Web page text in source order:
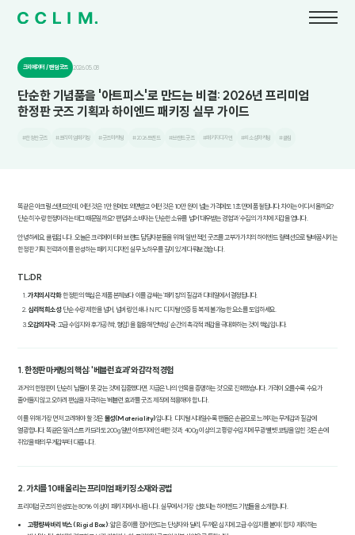
크리에이터 / 팬덤 굿즈 2026.05.08
단순한 기념품을 '아트피스'로 만드는 비결: 2026년 프리미엄
한정판 굿즈 기획과 하이엔드 패키징 실무 가이드
#한정판굿즈 #프리미엄패키징 #굿즈마케팅 #2026트렌드 #브랜드굿즈 #패키지디자인 #희소성마케팅 #클림
똑같은 아크릴 스탠드인데, 어떤 것은 1만 원에도 외면받고 어떤 것은 10만 원이 넘는 가격에도 1초 만에 품절됩니다. 차이는 어디서 올까요?
단순히 '수량 한정'이라는 태그 때문일까요? 팬덤과 소비자는 단순한 소유를 넘어 '대우받는 경험'과 '수집의 가치'에 지갑을 엽니다.
안녕하세요, 클림입니다. 오늘은 크리에이터와 브랜드 담당자분들을 위해, 일반적인 굿즈를 고부가가치의 하이엔드 컬렉션으로 탈바꿈시키는
한정판 기획 전략과 이를 완성하는 패키지 디자인 실무 노하우를 깊이 있게 다뤄보겠습니다.
TL;DR
가치의 시각화: 한정판의 핵심은 제품 본체보다 이를 감싸는 '패키징'의 질감과 디테일에서 결정됩니다.
심리적 희소성: 단순 수량 제한을 넘어, 넘버링 인쇄나 NFC 디지털 인증 등 복제 불가능한 요소를 도입하세요.
오감의 자극: 고급 수입지와 후가공(박, 형압)을 활용해 '언박싱' 순간의 촉각적 쾌감을 극대화하는 것이 핵심입니다.
1. 한정판 마케팅의 핵심: '베블런 효과'와 감각적 경험
과거의 한정판이 단순히 '남들이 못 갖는 것'에 집중했다면, 지금은 '나의 안목을 증명하는 것'으로 진화했습니다. 가격이 오를수록 수요가
줄어들지 않고 오히려 팬심을 자극하는 '베블런 효과'를 굿즈 제작에 적용해야 합니다.
이를 위해 가장 먼저 고려해야 할 것은 물성(Materiality)입니다. 디지털 시대일수록 팬들은 손끝으로 느껴지는 무게감과 질감에
열광합니다. 똑같은 일러스트 카드라도 200g 일반 아트지에 인쇄한 것과, 400g 이상의 고평량 수입지에 무광 벨벳 코팅을 입힌 것은 손에
쥐었을 때의 무게감부터 다릅니다.
2. 가치를 10배 올리는 프리미엄 패키징 소재와 공법
프리미엄 굿즈의 완성도는 80% 이상이 패키지에서 나옵니다. 실무에서 가장 선호되는 하이엔드 기법들을 소개합니다.
고평량 싸바리 박스 (Rigid Box): 얇은 종이를 접어 만드는 단상자와 달리, 두꺼운 심지에 고급 수입지를 붙여(합지) 제작하는